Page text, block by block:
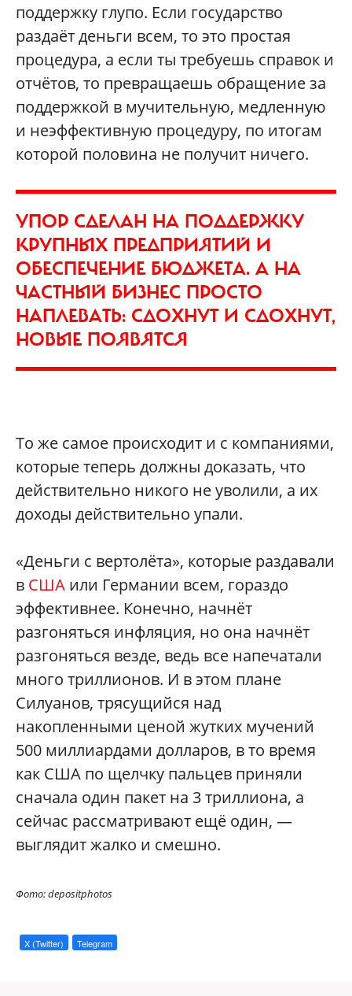
поддержку глупо. Если государство
раздаёт деньги всем, то это простая
процедура, а если ты требуешь справок и
отчётов, то превращаешь обращение за
поддержкой в мучительную, медленную
и неэффективную процедуру, по итогам
которой половина не получит ничего.
УПОР СДЕЛАН НА ПОДДЕРЖКУ
КРУПНЫХ ПРЕДПРИЯТИЙ И
ОБЕСПЕЧЕНИЕ БЮДЖЕТА. А НА
ЧАСТНЫЙ БИЗНЕС ПРОСТО
НАПЛЕВАТЬ: СДОХНУТ И СДОХНУТ,
НОВЫЕ ПОЯВЯТСЯ
То же самое происходит и с компаниями,
которые теперь должны доказать, что
действительно никого не уволили, а их
доходы действительно упали.
«Деньги с вертолёта», которые раздавали
в США или Германии всем, гораздо
эффективнее. Конечно, начнёт
разгоняться инфляция, но она начнёт
разгоняться везде, ведь все напечатали
много триллионов. И в этом плане
Силуанов, трясущийся над
накопленными ценой жутких мучений
500 миллиардами долларов, в то время
как США по щелчку пальцев приняли
сначала один пакет на 3 триллиона, а
сейчас рассматривают ещё один, —
выглядит жалко и смешно.
Фото: depositphotos
X (Twitter) Telegram